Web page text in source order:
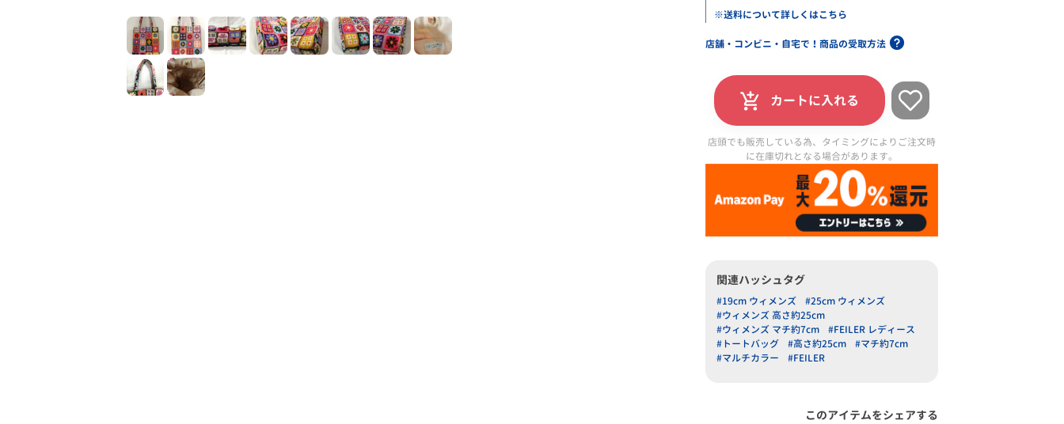
※送料について詳しくはこちら
店舗・コンビニ・自宅で！商品の受取方法
カートに入れる
店頭でも販売している為、タイミングによりご注文時
に在庫切れとなる場合があります。
関連ハッシュタグ
#19cm ウィメンズ
#25cm ウィメンズ
#ウィメンズ 高さ約25cm
#ウィメンズ マチ約7cm
#FEILER レディース
#トートバッグ
#高さ約25cm
#マチ約7cm
#マルチカラー
#FEILER
このアイテムをシェアする